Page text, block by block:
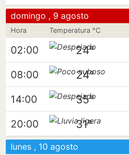
domingo , 9 agosto
Hora Temperatura °C
02:00 24°
08:00 24°
14:00 35°
20:00 31°
lunes , 10 agosto